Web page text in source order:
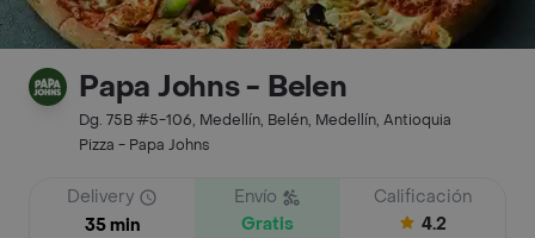
Papa Johns - Belen
Dg. 75B #5-106, Medellín, Belén, Medellín, Antioquia
Pizza - Papa Johns
Delivery
35 min
Envío
Gratis
Calificación
4.2